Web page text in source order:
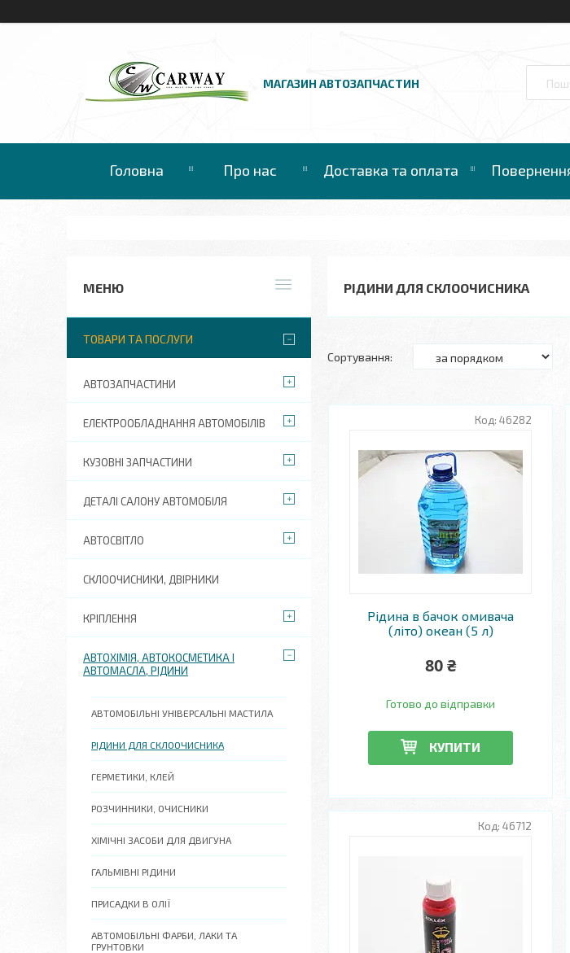
МАГАЗИН АВТОЗАПЧАСТИН
Головна Про нас Доставка та оплата
РІДИНИ ДЛЯ СКЛООЧИСНИКА
46282
Рідина в бачок омивача
(літо) океан (5 л)
80 ₴
Готово до відправки
КУПИТИ
46712
ТОВАРИ ТА ПОСЛУГИ
АВТОЗАПЧАСТИНИ
ЕЛЕКТРООБЛАДНАННЯ АВТОМОБІЛІВ
КУЗОВНІ ЗАПЧАСТИНИ
ДЕТАЛІ САЛОНУ АВТОМОБІЛЯ
АВТОСВІТЛО
СКЛООЧИСНИКИ, ДВІРНИКИ
КРІПЛЕННЯ
АВТОХІМІЯ, АВТОКОСМЕТИКА І
АВТОМАСЛА, РІДИНИ
АВТОМОБІЛЬНІ УНІВЕРСАЛЬНІ МАСТИЛА
РІДИНИ ДЛЯ СКЛООЧИСНИКА
ГЕРМЕТИКИ, КЛЕЙ
РОЗЧИННИКИ, ОЧИСНИКИ
ХІМІЧНІ ЗАСОБИ ДЛЯ ДВИГУНА
ГАЛЬМІВНІ РІДИНИ
ПРИСАДКИ В ОЛІЇ
АВТОМОБІЛЬНІ ФАРБИ, ЛАКИ ТА
ГРУНТОВКИ